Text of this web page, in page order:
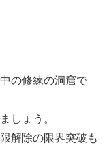
の修練の洞窟で
しょう。
解除の限界突破も